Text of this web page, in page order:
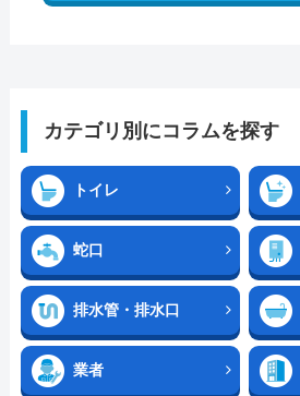
カテゴリ別にコラムを探す
トイレ
蛇口
排水管・排水口
業者